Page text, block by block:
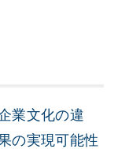
業文化の違
の実現可能性